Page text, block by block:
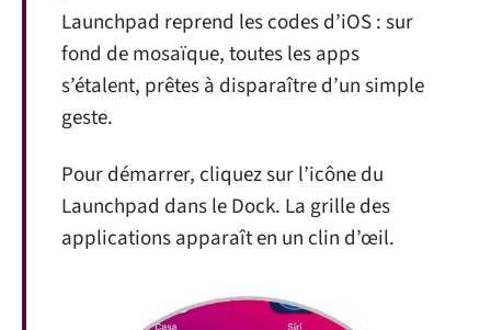
Launchpad reprend les codes d’iOS : sur
fond de mosaïque, toutes les apps
s’étalent, prêtes à disparaître d’un simple
geste.
Pour démarrer, cliquez sur l’icône du
Launchpad dans le Dock. La grille des
applications apparaît en un clin d’œil.